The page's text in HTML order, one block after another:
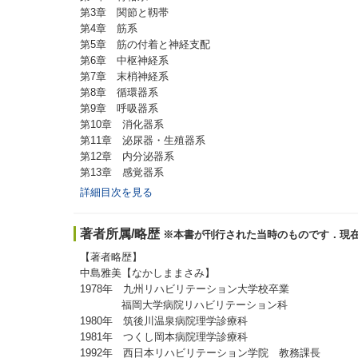
第3章 関節と靱帯
第4章 筋系
第5章 筋の付着と神経支配
第6章 中枢神経系
第7章 末梢神経系
第8章 循環器系
第9章 呼吸器系
第10章 消化器系
第11章 泌尿器・生殖器系
第12章 内分泌器系
第13章 感覚器系
詳細目次を見る
著者所属/略歴 ※本書が刊行された当時のものです．現
【著者略歴】
中島雅美【なかしままさみ】
1978年 九州リハビリテーション大学校卒業
福岡大学病院リハビリテーション科
1980年 筑後川温泉病院理学診療科
1981年 つくし岡本病院理学診療科
1992年 西日本リハビリテーション学院 教務課長